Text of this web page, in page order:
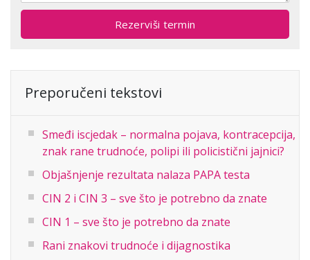
Rezerviši termin
Preporučeni tekstovi
Smeđi iscjedak – normalna pojava, kontracepcija,
znak rane trudnoće, polipi ili policistični jajnici?
Objašnjenje rezultata nalaza PAPA testa
CIN 2 i CIN 3 – sve što je potrebno da znate
CIN 1 – sve što je potrebno da znate
Rani znakovi trudnoće i dijagnostika